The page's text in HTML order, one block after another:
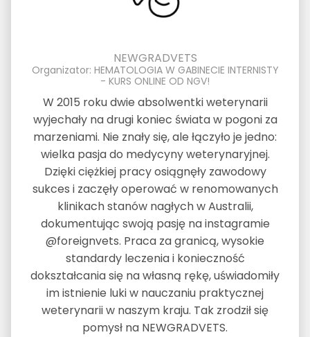
NEWGRADVETS
Organizator: HEMATOLOGIA W GABINECIE INTERNISTY
- KURS ONLINE OD NGV!
W 2015 roku dwie absolwentki weterynarii
wyjechały na drugi koniec świata w pogoni za
marzeniami. Nie znały się, ale łączyło je jedno:
wielka pasja do medycyny weterynaryjnej.
Dzięki ciężkiej pracy osiągnęły zawodowy
sukces i zaczęły operować w renomowanych
klinikach stanów nagłych w Australii,
dokumentując swoją pasję na instagramie
@foreignvets. Praca za granicą, wysokie
standardy leczenia i konieczność
dokształcania się na własną rękę, uświadomiły
im istnienie luki w nauczaniu praktycznej
weterynarii w naszym kraju. Tak zrodził się
pomysł na NEWGRADVETS.